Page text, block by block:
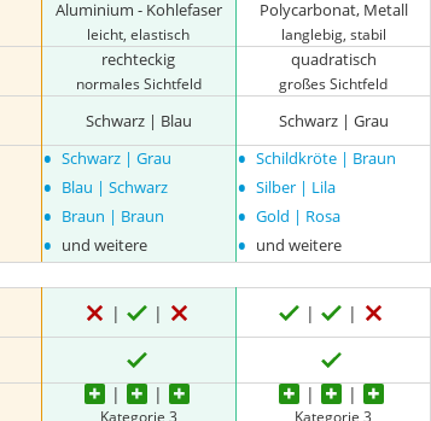
Aluminium - Kohlefaser
leicht, elastisch
Polycarbonat, Metall
langlebig, stabil
rechteckig
normales Sichtfeld
quadratisch
großes Sichtfeld
Schwarz | Blau Schwarz | Grau
• Schwarz | Grau
• Blau | Schwarz
• Braun | Braun
• und weitere
• Schildkröte | Braun
• Silber | Lila
• Gold | Rosa
• und weitere
Kategorie 3 Kategorie 3